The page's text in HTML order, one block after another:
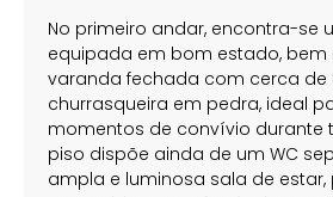
No primeiro andar, encontra-se
equipada em bom estado,
varanda fechada com cerca de
churrasqueira em pedra, ideal
momentos de convívio durante
piso dispõe ainda de um WC
ampla e luminosa sala de